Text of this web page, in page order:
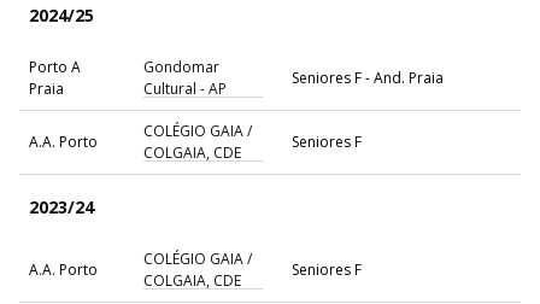
2024/25
Porto A
Praia
Gondomar
Cultural - AP
Seniores F - And. Praia
A.A. Porto
COLÉGIO GAIA /
COLGAIA, CDE
Seniores F
2023/24
A.A. Porto
COLÉGIO GAIA /
COLGAIA, CDE
Seniores F